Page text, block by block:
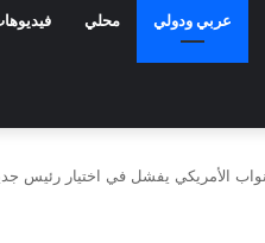
عربي ودولي محلي
الأمريكي يفشل في اختيار رئيس